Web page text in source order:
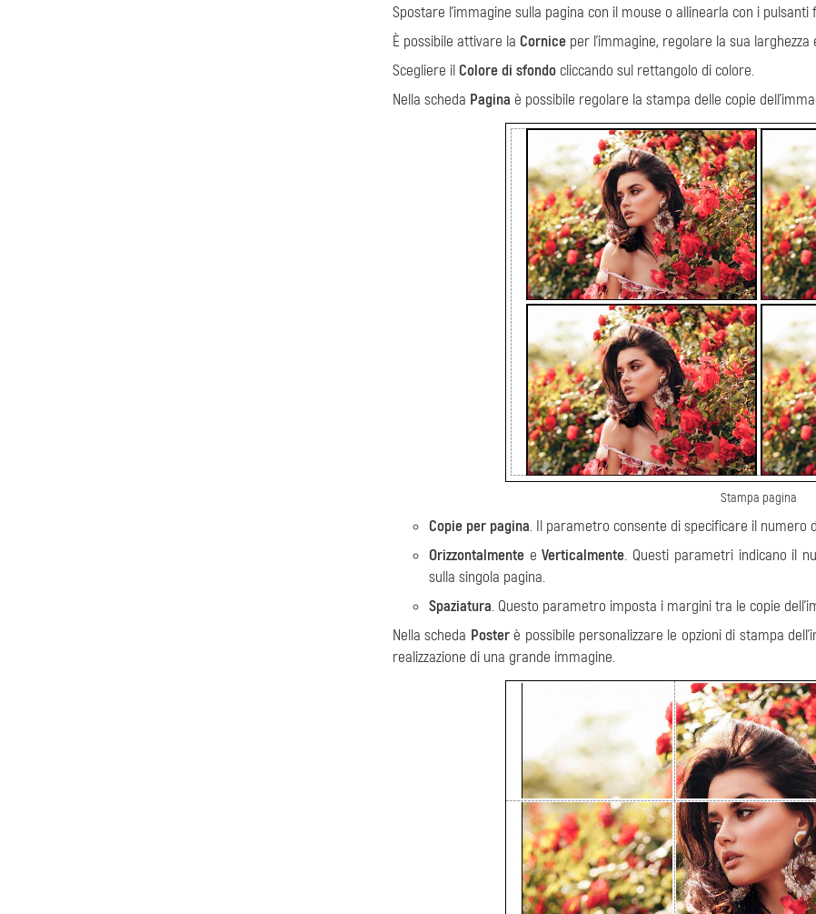
Spostare l'immagine sulla pagina con il mouse o allinearla con i pulsanti
È possibile attivare la Cornice per l'immagine, regolare la sua larghezza
Scegliere ilColore di sfondo cliccando sul rettangolo di colore.
Nella scheda Pagina è possibile regolare la stampa delle copie
Stampa pagina
Copie per pagina. Il parametro consente di specificare il numero
Orizzontalmente eVerticalmente. Questi parametri indicano il
sulla singola pagina.
Spaziatura. Questo parametro imposta i margini tra le copie
Nella scheda Posterè possibile personalizzare le opzioni di stampa
realizzazione di una grande immagine.